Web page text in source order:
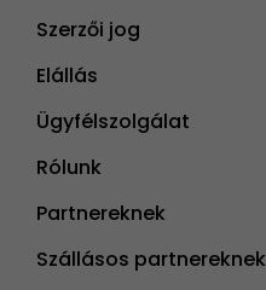
Szerzői jog
Elállás
Ügyfélszolgálat
Rólunk
Partnereknek
Szállásos partnereknek